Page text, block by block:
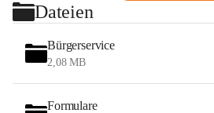
Dateien
Bürgerservice
2,08 MB
Formulare